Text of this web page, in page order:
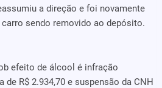
a direção e foi novamente
sendo removido ao depósito.
efeito de álcool é infração
R$ 2.934,70 e suspensão da CNH